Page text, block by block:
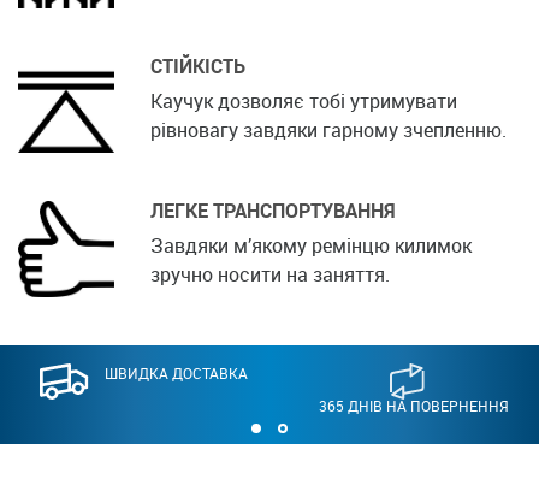
СТІЙКІСТЬ
Каучук дозволяє тобі утримувати
рівновагу завдяки гарному зчепленню.
ЛЕГКЕ ТРАНСПОРТУВАННЯ
Завдяки м’якому ремінцю килимок
зручно носити на заняття.
ШВИДКА ДОСТАВКА
365 ДНІВ НА ПОВЕРНЕННЯ